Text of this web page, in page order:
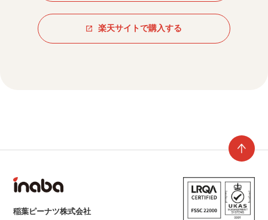
楽天サイトで購入する
稲葉ピーナツ株式会社